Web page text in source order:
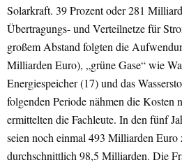
Solarkraft. 39 Prozent oder 281
Übertragungs- und Verteilnetze für
großem Abstand folgten die
Milliarden Euro), „grüne Gase“ wie
Energiespeicher (17) und das
folgenden Periode nähmen die Kosten
ermittelten die Fachleute. In den fünf
seien noch einmal 493 Milliarden Euro
durchschnittlich 98,5 Milliarden. Die